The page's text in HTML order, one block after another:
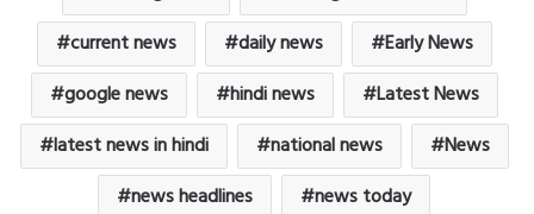
o
k
e
r
A
p
p
F
i
n
d
l
y
r
m
g
e
current news
daily news
Early News
google news
hindi news
Latest News
latest news in hindi
national news
News
news headlines
news today